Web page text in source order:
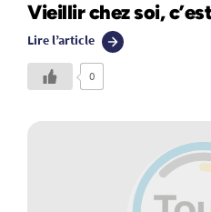
Vieillir chez soi,
Lire l’article
0